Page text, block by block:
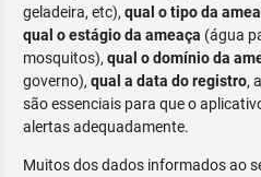
geladeira, etc), qual o tipo da
qual o estágio da ameaça (água
mosquitos), qual o domínio da
governo), qual a data do registro, a
são essenciais para que o
alertas adequadamente.
Muitos dos dados informados ao